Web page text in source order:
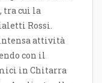
tra cui la
Rossi.
attività
con il
in Chitarra